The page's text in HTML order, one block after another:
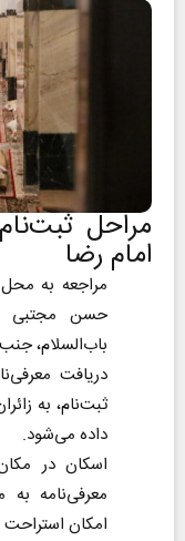
مراحل
امام رضا
مراجعه به
باب‌السلام،
دریافت
ثبت‌نام، به
داده می‌شود.
اسکان در
معرفی‌نامه
امکان استراحت